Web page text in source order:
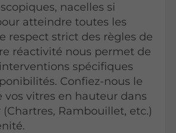
nacelles si
atteindre toutes les
respect strict des règles de
réactivité nous permet de
spécifiques
Confiez-nous le
vos vitres en hauteur dans
Rambouillet, etc.)